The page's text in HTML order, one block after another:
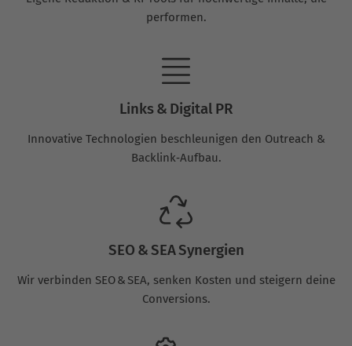
performen.
Links & Digital PR
Innovative Technologien beschleunigen den Outreach &
Backlink‑Aufbau.
SEO & SEA Synergien
Wir verbinden SEO & SEA, senken Kosten und steigern deine
Conversions.